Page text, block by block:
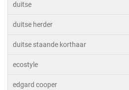
duitse
duitse herder
duitse staande korthaar
ecostyle
edgard cooper